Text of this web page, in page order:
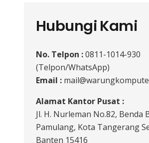
Hubungi Kami
No. Telpon :0811-1014-930
(Telpon/WhatsApp)
Email :
Alamat Kantor Pusat :
Jl. H. Nurleman No.82, Benda
Pamulang, Kota Tangerang
Banten 15416